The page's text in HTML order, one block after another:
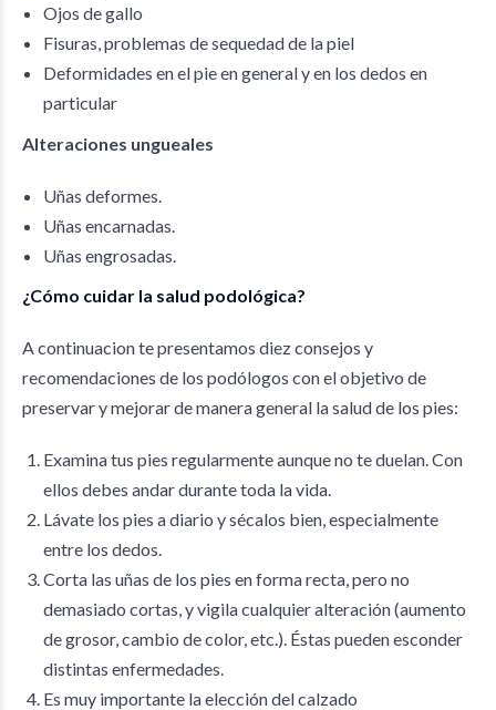
Ojos de gallo
Fisuras, problemas de sequedad de la piel
Deformidades en el pie en general y en los dedos en
particular
Alteraciones ungueales
Uñas deformes.
Uñas encarnadas.
Uñas engrosadas.
¿Cómo cuidar la salud podológica?
A continuacion te presentamos diez consejos y
recomendaciones de los podólogos con el objetivo de
preservar y mejorar de manera general la salud de los pies:
Examina tus pies regularmente aunque no te duelan. Con
ellos debes andar durante toda la vida.
Lávate los pies a diario y sécalos bien, especialmente
entre los dedos.
Corta las uñas de los pies en forma recta, pero no
demasiado cortas, y vigila cualquier alteración (aumento
de grosor, cambio de color, etc.). Éstas pueden esconder
distintas enfermedades.
Es muy importante la elección del calzado